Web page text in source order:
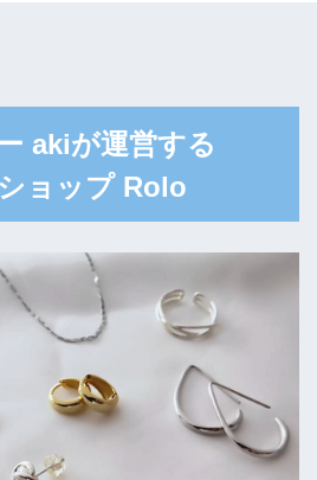
akiが運営する
ョップ Rolo